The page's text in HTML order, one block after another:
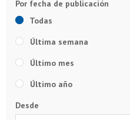
Todas
Última semana
Último mes
Último año
Desde